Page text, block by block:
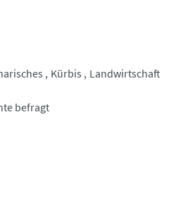
Kürbis
Landwirtschaft
befragt